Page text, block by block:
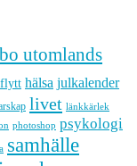
bo utomlands
hälsa julkalender
livet länkkärlek
photoshop psykologi
samhälle